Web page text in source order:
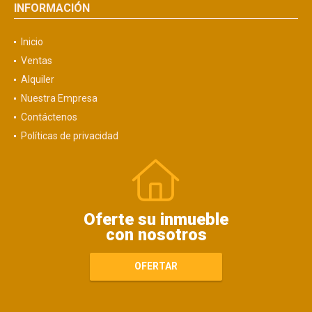
INFORMACIÓN
Inicio
Ventas
Alquiler
Nuestra Empresa
Contáctenos
Políticas de privacidad
Oferte su inmueble
con nosotros
OFERTAR